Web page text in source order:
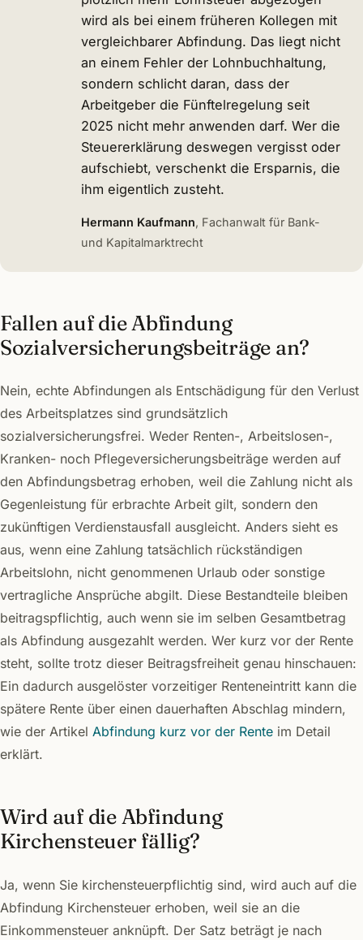
wird als bei einem früheren Kollegen mit
vergleichbarer Abfindung. Das liegt nicht
an einem Fehler der Lohnbuchhaltung,
sondern schlicht daran, dass der
Arbeitgeber die Fünftelregelung seit
2025 nicht mehr anwenden darf. Wer die
Steuererklärung deswegen vergisst oder
aufschiebt, verschenkt die Ersparnis, die
ihm eigentlich zusteht.
Hermann Kaufmann, Fachanwalt für Bank-
und Kapitalmarktrecht
Fallen auf die Abfindung
Sozialversicherungsbeiträge an?
Nein, echte Abfindungen als Entschädigung für den Verlust
des Arbeitsplatzes sind grundsätzlich
sozialversicherungsfrei. Weder Renten-, Arbeitslosen-,
Kranken- noch Pflegeversicherungsbeiträge werden auf
den Abfindungsbetrag erhoben, weil die Zahlung nicht als
Gegenleistung für erbrachte Arbeit gilt, sondern den
zukünftigen Verdienstausfall ausgleicht. Anders sieht es
aus, wenn eine Zahlung tatsächlich rückständigen
Arbeitslohn, nicht genommenen Urlaub oder sonstige
vertragliche Ansprüche abgilt. Diese Bestandteile bleiben
beitragspflichtig, auch wenn sie im selben Gesamtbetrag
als Abfindung ausgezahlt werden. Wer kurz vor der Rente
steht, sollte trotz dieser Beitragsfreiheit genau hinschauen:
Ein dadurch ausgelöster vorzeitiger Renteneintritt kann die
spätere Rente über einen dauerhaften Abschlag mindern,
wie der Artikel Abfindung kurz vor der Rente im Detail
erklärt.
Wird auf die Abfindung
Kirchensteuer fällig?
Ja, wenn Sie kirchensteuerpflichtig sind, wird auch auf die
Abfindung Kirchensteuer erhoben, weil sie an die
Einkommensteuer anknüpft. Der Satz beträgt je nach